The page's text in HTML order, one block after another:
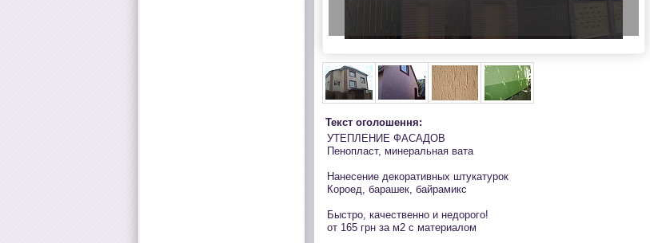
Текст оголошення:
УТЕПЛЕНИЕ ФАСАДОВ
Пенопласт, минеральная вата
Нанесение декоративных штукатурок
Короед, барашек, байрамикс
Быстро, качественно и недорого!
от 165 грн за м2 с материалом